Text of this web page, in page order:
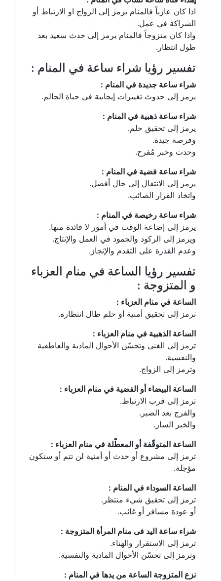
اذا كان عازباً فالمنام يرمز إلى الزواج او الارتباط أو
الشراكة في عمل.
واذا كان متزوجاً فالمنام يرمز إلى حدث سعيد بعد
طول انتظار.
تفسير رؤيا شراء ساعة في المنام :
شراء ساعة جديدة في المنام :
يرمز إلى حدوث تغييرات إيجابية في حياة الحالم.
شراء ساعة ذهبية في المنام :
يرمز إلى تحقيق حلم.
وفرصة جيدة.
وحدث وخبر مُفرح.
شراء ساعة فضية في المنام :
يرمز إلى الانتقال إلى حال أفضل.
واتخاذ القرار الصائب.
شراء ساعة رخيصة في المنام :
يرمز إلى إضاعة الوقت في أمور لا فائدة منها.
ويرمز إلى الركود والجمود في العمل والإنتاج.
وعدم القدرة على التقدم والإنجاز.
تفسير رؤيا الساعة في منام العزباء
و المتزوجة :
الساعة في منام العزباء :
ترمز إلى تحقيق أمنية أو حلم طال انتظاره.
الساعة الذهبية في منام العزباء :
ترمز إلى الغنى وتحسّن الأحوال المادية والعاطفية
والنفسية.
وترمز إلى الزواج.
الساعة البيضاء أو الفضية في منام العزباء :
ترمز إلى قرب الارتباط.
والفرج بعد الصبر.
والخبر السار.
الساعة المتوقّفة أو المعطّلة في منام العزباء :
ترمز إلى مشروع أو حدث أو أمنية لن تتم أو ستكون
مؤجلة.
الساعة السوداء في المنام :
ترمز إلى تحقيق شيء منتظر.
أو عودة مسافر أو غائب.
شراء ساعة اليد فى منام المرأة المتزوجة :
ترمز إلى الاستقرار والهناء.
وترمز إلى تحسّن الأحوال المادية والنفسية.
نزع المتزوجة الساعة من يدها في المنام :